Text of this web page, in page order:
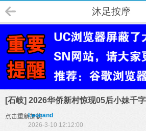
沐足按摩
[石岐] 2026华侨新村惊现05后小妹千
点击重新加载
Leonand
2026-3-10 12:12:00